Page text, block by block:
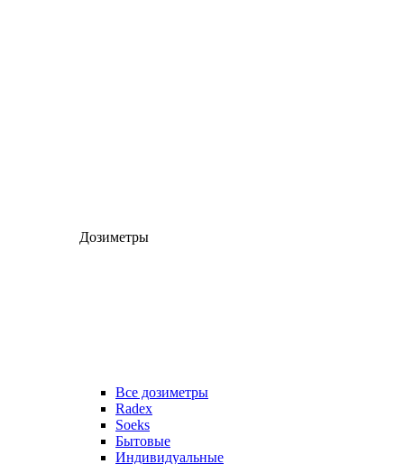
Дозиметры
Все дозиметры
Radex
Soeks
Бытовые
Индивидуальные